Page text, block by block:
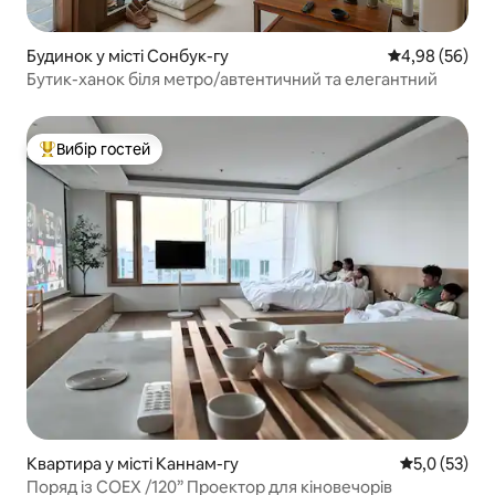
Будинок у місті Сонбук-гу Середня
4,98 (56)
Бутик-ханок біля метро/автентичний та елегантний
Топ вибір гостей
Вибір гостей
Квартира у місті Каннам-гу Середня
5,0 (53)
Поряд із COEX /120” Проектор для кіновечорів